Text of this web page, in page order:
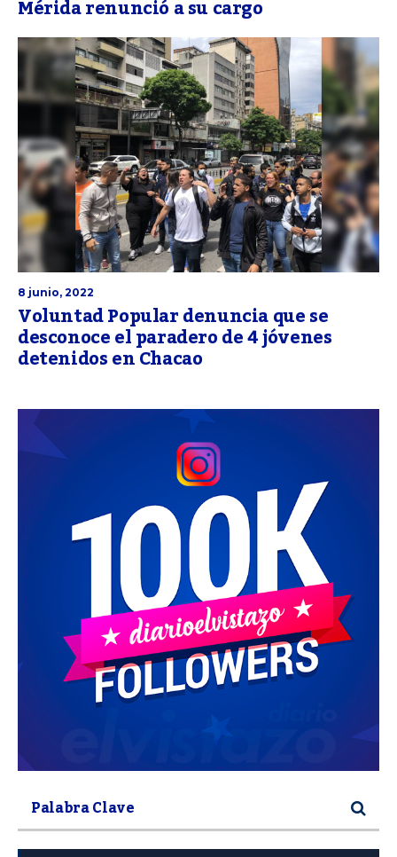
Mérida renunció a su cargo
8 junio, 2022
Voluntad Popular denuncia que se
desconoce el paradero de 4 jóvenes
detenidos en Chacao